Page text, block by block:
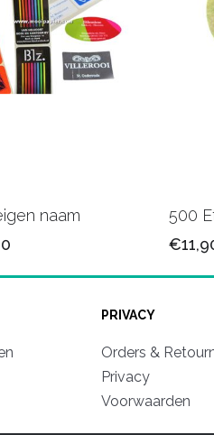
naam
500
PRIVACY
Orders &
Privacy
Voorwaarden